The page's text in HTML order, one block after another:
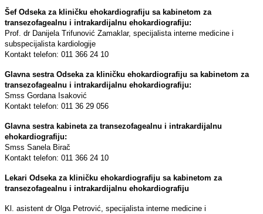
Šef Odseka za kliničku ehokardiografiju sa kabinetom za
transezofagealnu i intrakardijalnu ehokardiografiju:
Prof. dr Danijela Trifunović Zamaklar, specijalista interne medicine i
subspecijalista kardiologije
Kontakt telefon: 011 366 24 10
Glavna sestra Odseka za kliničku ehokardiografiju sa kabinetom za
transezofagealnu i intrakardijalnu ehokardiografiju:
Smss Gordana Isaković
Kontakt telefon: 011 36 29 056
Glavna sestra kabineta za transezofagealnu i intrakardijalnu
ehokardiografiju:
Smss Sanela Birač
Kontakt telefon: 011 366 24 10
Lekari Odseka za kliničku ehokardiografiju sa kabinetom za
transezofagealnu i intrakardijalnu ehokardiografiju
Kl. asistent dr Olga Petrović, specijalista interne medicine i